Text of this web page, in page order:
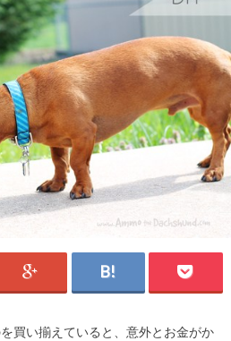
買い揃えていると、意外とお金がか